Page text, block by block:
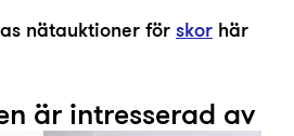
nätauktioner förskor här
är intresserad av